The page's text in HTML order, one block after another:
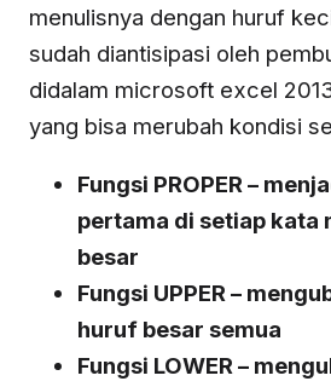
menulisnya dengan huruf
sudah diantisipasi oleh
didalam microsoft excel
yang bisa merubah kondisi
Fungsi PROPER –
pertama di setiap kata
besar
Fungsi UPPER –
huruf besar semua
Fungsi LOWER –